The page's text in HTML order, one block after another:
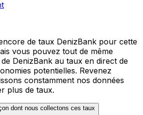
de taux DenizBank pour cette
vous pouvez tout de même
DenizBank au taux en direct de
potentielles. Revenez
constamment nos données
plus de taux.
dont nous collectons ces taux